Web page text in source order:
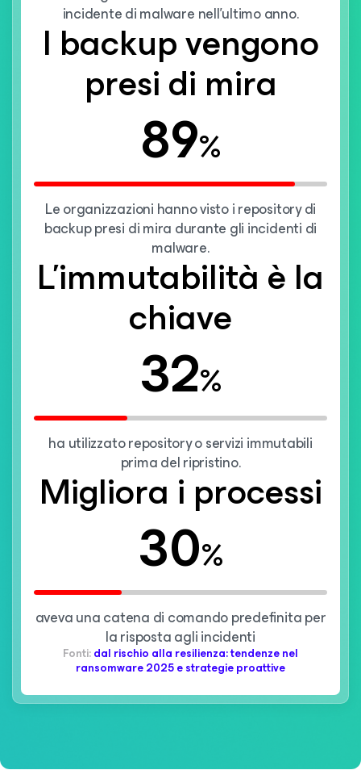
incidente di malware nell'ultimo anno.
I backup vengono
presi di mira
89%
Le organizzazioni hanno visto i repository di
backup presi di mira durante gli incidenti di
malware.
L'immutabilità è la
chiave
32%
ha utilizzato repository o servizi immutabili
prima del ripristino.
Migliora i processi
30%
aveva una catena di comando predefinita per
la risposta agli incidenti
Fonti:dal rischio alla resilienza: tendenze nel
ransomware 2025 e strategie proattive